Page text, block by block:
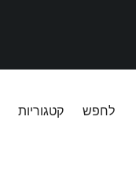
לחפש קטגוריות